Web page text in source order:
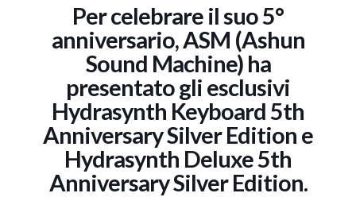
Per celebrare il suo 5°
anniversario, ASM (Ashun
Sound Machine) ha
presentato gli esclusivi
Hydrasynth Keyboard 5th
Anniversary Silver Edition e
Hydrasynth Deluxe 5th
Anniversary Silver Edition.